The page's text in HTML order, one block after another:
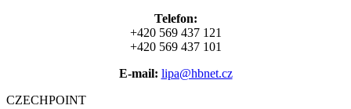
Telefon:
+420 569 437 121
+420 569 437 101
E-mail: lipa@hbnet.cz
CZECHPOINT